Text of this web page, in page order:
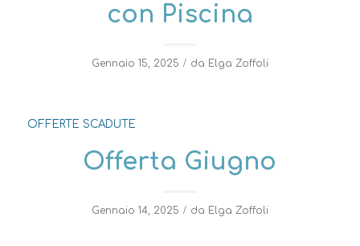
con Piscina
Gennaio 15, 2025 / da Elga Zoffoli
OFFERTE SCADUTE
Offerta Giugno
Gennaio 14, 2025 / da Elga Zoffoli